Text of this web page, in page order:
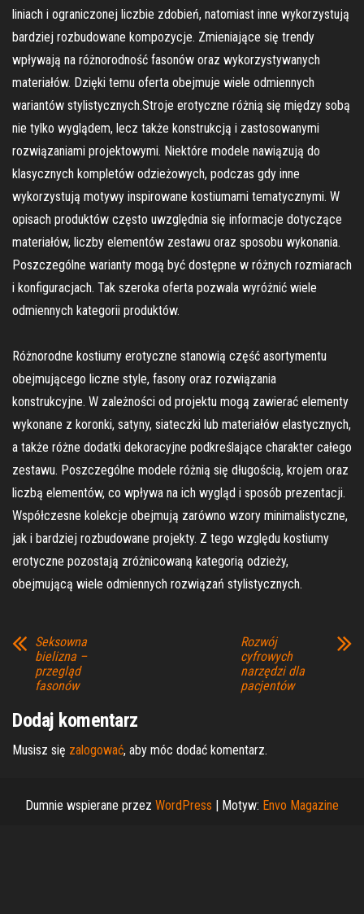
liniach i ograniczonej liczbie zdobień, natomiast inne wykorzystują
bardziej rozbudowane kompozycje. Zmieniające się trendy
wpływają na różnorodność fasonów oraz wykorzystywanych
materiałów. Dzięki temu oferta obejmuje wiele odmiennych
wariantów stylistycznych.Stroje erotyczne różnią się między sobą
nie tylko wyglądem, lecz także konstrukcją i zastosowanymi
rozwiązaniami projektowymi. Niektóre modele nawiązują do
klasycznych kompletów odzieżowych, podczas gdy inne
wykorzystują motywy inspirowane kostiumami tematycznymi. W
opisach produktów często uwzględnia się informacje dotyczące
materiałów, liczby elementów zestawu oraz sposobu wykonania.
Poszczególne warianty mogą być dostępne w różnych rozmiarach
i konfiguracjach. Tak szeroka oferta pozwala wyróżnić wiele
odmiennych kategorii produktów.
Różnorodne kostiumy erotyczne stanowią część asortymentu
obejmującego liczne style, fasony oraz rozwiązania
konstrukcyjne. W zależności od projektu mogą zawierać elementy
wykonane z koronki, satyny, siateczki lub materiałów elastycznych,
a także różne dodatki dekoracyjne podkreślające charakter całego
zestawu. Poszczególne modele różnią się długością, krojem oraz
liczbą elementów, co wpływa na ich wygląd i sposób prezentacji.
Współczesne kolekcje obejmują zarówno wzory minimalistyczne,
jak i bardziej rozbudowane projekty. Z tego względu kostiumy
erotyczne pozostają zróżnicowaną kategorią odzieży,
obejmującą wiele odmiennych rozwiązań stylistycznych.
Seksowna
bielizna –
przegląd
fasonów
Rozwój
cyfrowych
narzędzi dla
pacjentów
Dodaj komentarz
Musisz się zalogować, aby móc dodać komentarz.
Dumnie wspierane przez WordPress | Motyw: Envo Magazine